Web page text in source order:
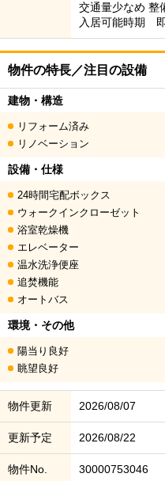
交通量少なめ 整
入居可能時期
物件の特長／注目の設備
建物・構造
リフォーム済み
リノベーション
設備・仕様
24時間宅配ボックス
ウォークインクローゼット
浴室乾燥機
エレベーター
温水洗浄便座
追焚機能
オートバス
環境・その他
陽当り良好
眺望良好
物件更新 2026/08/07
更新予定 2026/08/22
物件No. 30000753046